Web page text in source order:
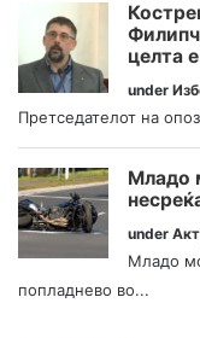
целта
under
Претседателот на
Младо
under
Младо
попладнево во...